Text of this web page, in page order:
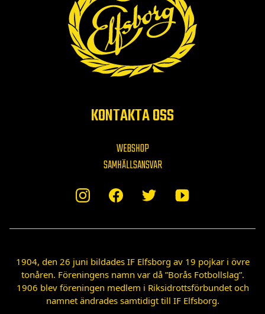
KONTAKTA OSS
WEBSHOP
SAMHÄLLSANSVAR
1904, den 26 juni bildades IF Elfsborg av 19 pojkar i övre
tonåren. Föreningens namn var då ”Borås Fotbollslag”.
1906 blev föreningen medlem i Riksidrottsförbundet och
namnet ändrades samtidigt till IF Elfsborg.